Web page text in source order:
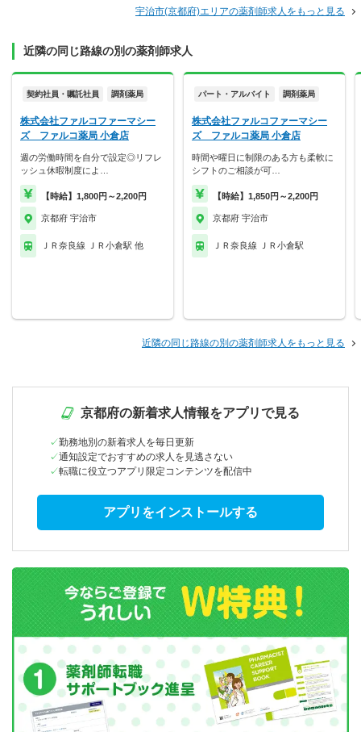
宇治市(京都府)エリアの薬剤師求人をもっと見る
近隣の同じ路線の別の薬剤師求人
契約社員・嘱託社員 調剤薬局
株式会社ファルコファーマシー
ズ ファルコ薬局 小倉店
週の労働時間を自分で設定◎リフレ
ッシュ休暇制度によ…
【時給】1,800円～2,200円
京都府 宇治市
ＪＲ奈良線 ＪＲ小倉駅 他
パート・アルバイト 調剤薬局
株式会社ファルコファーマシー
ズ ファルコ薬局 小倉店
時間や曜日に制限のある方も柔軟に
シフトのご相談が可…
【時給】1,850円～2,200円
京都府 宇治市
ＪＲ奈良線 ＪＲ小倉駅
近隣の同じ路線の別の薬剤師求人をもっと見る
京都府の新着求人情報をアプリで見る
勤務地別の新着求人を毎日更新
通知設定でおすすめの求人を見逃さない
転職に役立つアプリ限定コンテンツを配信中
アプリをインストールする